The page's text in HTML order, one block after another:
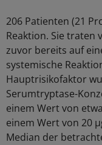
206 Patienten (21
Reaktion. Sie traten
zuvor bereits auf
systemische
Hauptrisikofaktor
Serumtryptase-
einem Wert von
einem Wert von 20
Median der